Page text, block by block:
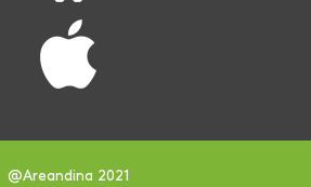
@Areandina 2021